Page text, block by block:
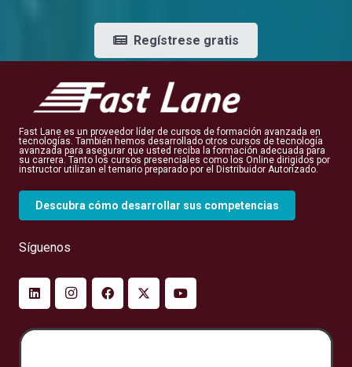
Regístrese gratis
Fast Lane es un proveedor líder de cursos de formación avanzada en
tecnologías. También hemos desarrollado otros cursos de tecnología
avanzada para asegurar que usted reciba la formación adecuada para
su carrera. Tanto los cursos presenciales como los Online dirigidos por
instructor utilizan el temario preparado por el Distribuidor Autorizado.
Descubra cómo desarrollar sus competencias
Síguenos